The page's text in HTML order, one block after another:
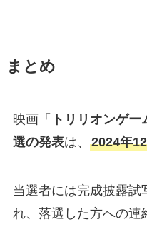
まとめ
映画「 トリリオンゲー
選の発表は、 2024年
当選者には完成披露試
れ、落選した方への連